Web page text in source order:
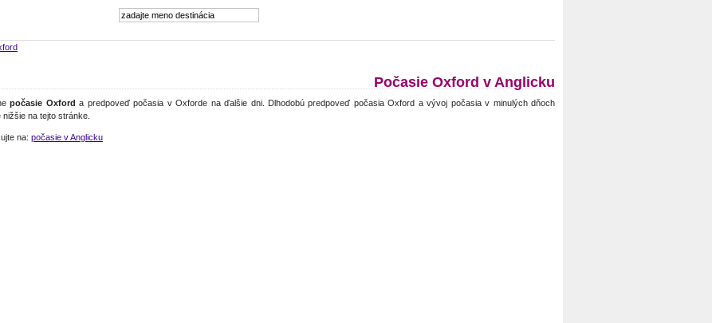
Počasie Oxford v Anglicku
počasie Oxford a predpoveď počasia v Oxforde na ďalšie dni. Dlhodobú predpoveď počasia Oxford a vývoj počasia v minulých dňoch
nižšie na tejto stránke.
na: počasie v Anglicku